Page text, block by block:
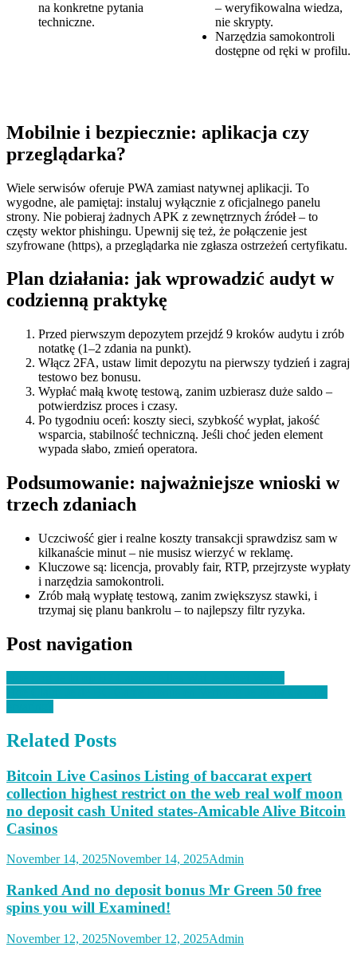
na konkretne pytania
techniczne.
– weryfikowalna wiedza,
nie skrypty.
Narzędzia samokontroli
dostępne od ręki w profilu.
Mobilnie i bezpiecznie: aplikacja czy
przeglądarka?
Wiele serwisów oferuje PWA zamiast natywnej aplikacji. To
wygodne, ale pamiętaj: instaluj wyłącznie z oficjalnego panelu
strony. Nie pobieraj żadnych APK z zewnętrznych źródeł – to
częsty wektor phishingu. Upewnij się też, że połączenie jest
szyfrowane (https), a przeglądarka nie zgłasza ostrzeżeń certyfikatu.
Plan działania: jak wprowadzić audyt w
codzienną praktykę
Przed pierwszym depozytem przejdź 9 kroków audytu i zrób
notatkę (1–2 zdania na punkt).
Włącz 2FA, ustaw limit depozytu na pierwszy tydzień i zagraj
testowo bez bonusu.
Wypłać małą kwotę testową, zanim uzbierasz duże saldo –
potwierdzisz proces i czasy.
Po tygodniu oceń: koszty sieci, szybkość wypłat, jakość
wsparcia, stabilność techniczną. Jeśli choć jeden element
wypada słabo, zmień operatora.
Podsumowanie: najważniejsze wnioski w
trzech zdaniach
Uczciwość gier i realne koszty transakcji sprawdzisz sam w
kilkanaście minut – nie musisz wierzyć w reklamę.
Kluczowe są: licencja, provably fair, RTP, przejrzyste wypłaty
i narzędzia samokontroli.
Zrób małą wypłatę testową, zanim zwiększysz stawki, i
trzymaj się planu bankrolu – to najlepszy filtr ryzyka.
Post navigation
Related Posts
Bitcoin Live Casinos Listing of baccarat expert
collection highest restrict on the web real wolf moon
no deposit cash United states-Amicable Alive Bitcoin
Casinos
November 14, 2025November 14, 2025Admin
Ranked And no deposit bonus Mr Green 50 free
spins you will Examined!
November 12, 2025November 12, 2025Admin